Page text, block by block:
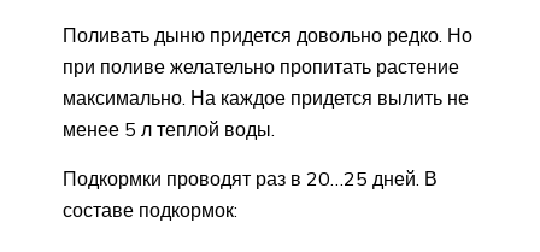
Поливать дыню придется довольно редко. Но
при поливе желательно пропитать растение
максимально. На каждое придется вылить не
менее 5 л теплой воды.
Подкормки проводят раз в 20…25 дней. В
составе подкормок: